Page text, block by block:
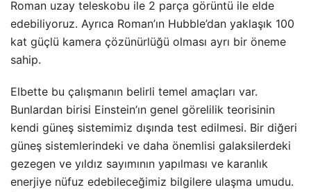
Roman uzay teleskobu ile 2 parça görüntü ile elde
edebiliyoruz. Ayrıca Roman’ın Hubble’dan yaklaşık 100
kat güçlü kamera çözünürlüğü olması ayrı bir öneme
sahip.
Elbette bu çalışmanın belirli temel amaçları var.
Bunlardan birisi Einstein’ın genel görelilik teorisinin
kendi güneş sistemimiz dışında test edilmesi. Bir diğeri
güneş sistemlerindeki ve daha önemlisi galaksilerdeki
gezegen ve yıldız sayımının yapılması ve karanlık
enerjiye nüfuz edebileceğimiz bilgilere ulaşma umudu.